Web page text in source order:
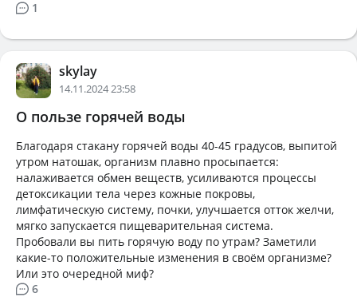
1
skylay
14.11.2024 23:58
О пользе горячей воды
Благодаря стакану горячей воды 40-45 градусов, выпитой
утром натошак, организм плавно просыпается:
налаживается обмен веществ, усиливаются процессы
детоксикации тела через кожные покровы,
лимфатическую систему, почки, улучшается отток желчи,
мягко запускается пищеварительная система.
Пробовали вы пить горячую воду по утрам? Заметили
какие-то положительные изменения в своём организме?
Или это очередной миф?
6